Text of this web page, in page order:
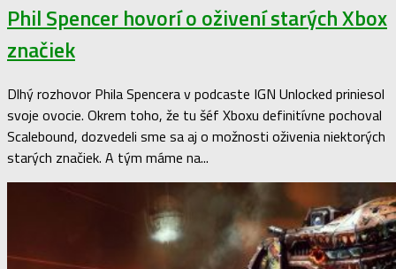
Phil Spencer hovorí o oživení starých Xbox
značiek
Dlhý rozhovor Phila Spencera v podcaste IGN Unlocked priniesol
svoje ovocie. Okrem toho, že tu šéf Xboxu definitívne pochoval
Scalebound, dozvedeli sme sa aj o možnosti oživenia niektorých
starých značiek. A tým máme na...